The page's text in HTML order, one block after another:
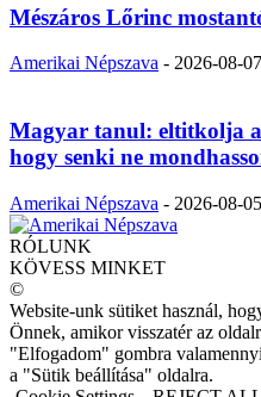
Mészáros Lőrinc
Amerikai Népszava - 2026-08-07
Magyar tanul: eltitkolja
hogy senki ne
Amerikai Népszava - 2026-08-05
RÓLUNK
KÖVESS MINKET
©
Website-unk sütiket használ,
Önnek, amikor visszatér az
"Elfogadom" gombra
a "Sütik beállítása" oldalra.